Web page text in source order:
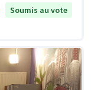
Soumis au vote